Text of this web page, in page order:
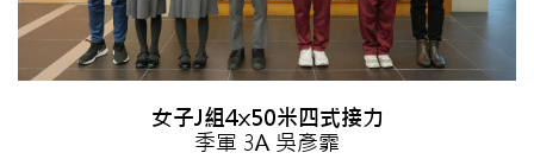
女子J組4x50米四式接力
季軍 3A 吳彥霏